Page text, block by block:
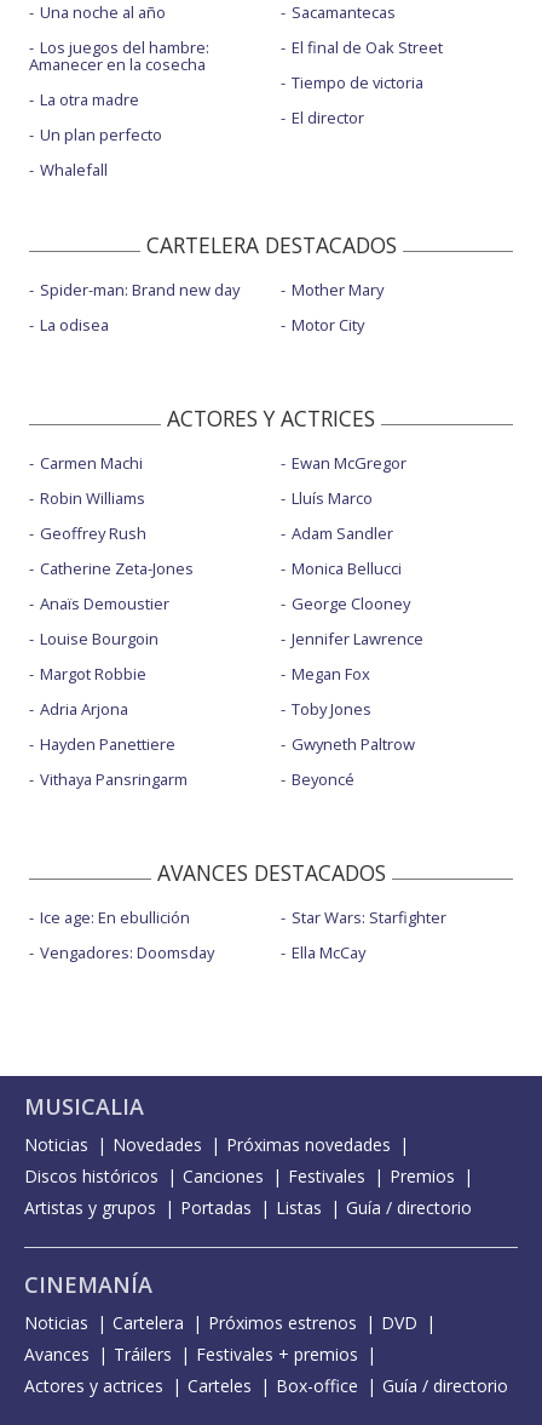
Una noche al año
Los juegos del hambre:
Amanecer en la cosecha
La otra madre
Un plan perfecto
Whalefall
Sacamantecas
El final de Oak Street
Tiempo de victoria
El director
CARTELERA DESTACADOS
Spider-man: Brand new day
La odisea
Mother Mary
Motor City
ACTORES Y ACTRICES
Carmen Machi
Robin Williams
Geoffrey Rush
Catherine Zeta-Jones
Anaïs Demoustier
Louise Bourgoin
Margot Robbie
Adria Arjona
Hayden Panettiere
Vithaya Pansringarm
Ewan McGregor
Lluís Marco
Adam Sandler
Monica Bellucci
George Clooney
Jennifer Lawrence
Megan Fox
Toby Jones
Gwyneth Paltrow
Beyoncé
AVANCES DESTACADOS
Ice age: En ebullición
Vengadores: Doomsday
Star Wars: Starfighter
Ella McCay
MUSICALIA
Noticias Novedades
Próximas novedades
Discos históricos
Canciones Festivales
Premios
Artistas y grupos
Portadas Listas Guía / directorio
CINEMANÍA
Noticias Cartelera Próximos estrenos
DVD
Avances
Tráilers
Festivales + premios
Actores y actrices
Carteles Box-office Guía / directorio